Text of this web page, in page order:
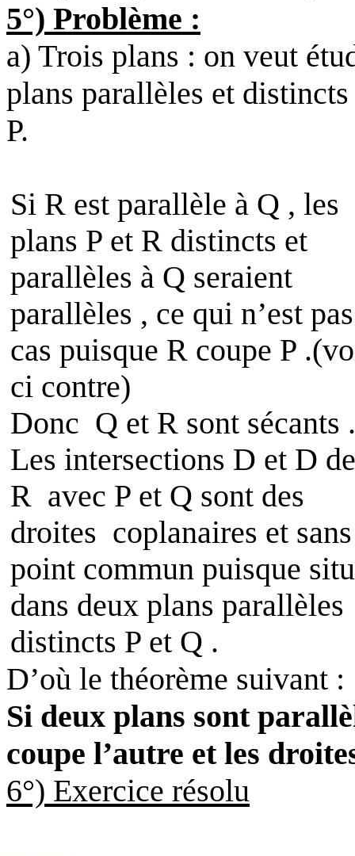
5°) Problème :
a) Trois plans : on veut
plans parallèles et
P.
Si R est parallèle à Q , les
plans P et R distincts et
parallèles à Q seraient
parallèles , ce qui n’est
cas puisque R coupe P
ci contre)
Donc Q et R sont sécants .
Les intersections D et D de
R avec P et Q sont des
droites coplanaires et sans
point commun puisque
dans deux plans parallèles
distincts P et Q .
D’où le théorème suivant :
Si deux plans sont
coupe l’autre et les
6°) Exercice résolu